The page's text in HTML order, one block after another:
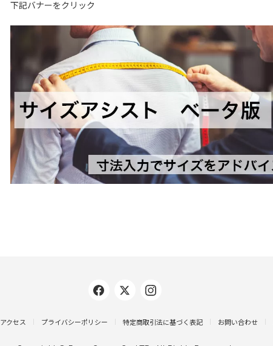
下記バナーをクリック
アクセス プライバシーポリシー 特定商取引法に基づく表記 お問い合わせ